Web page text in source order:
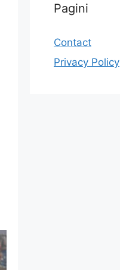
Pagini
Contact
Privacy Policy